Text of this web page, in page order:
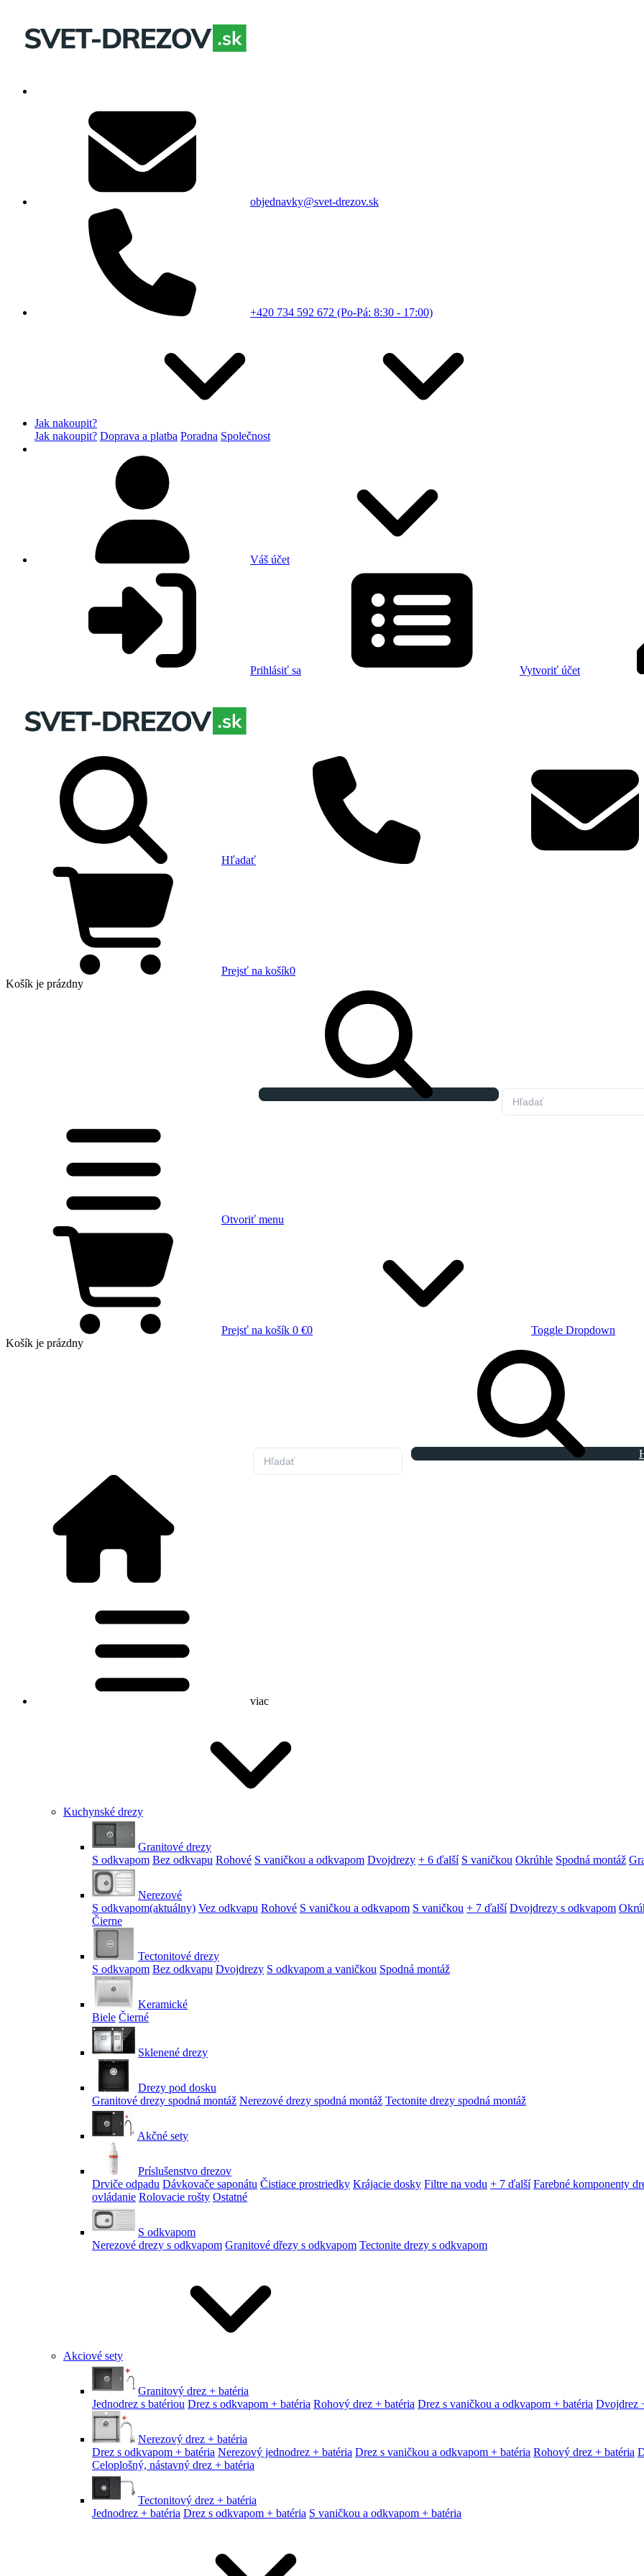
objednavky@svet-drezov.sk
+420 734 592 672 (Po-Pá: 8:30 - 17:00)
Jak nakoupit?
Jak nakoupit? Doprava a platba Poradna Společnost
Váš účet
Prihlásiť sa Vytvoriť účet
Hľadať
Prejsť na košík0
Košík je prázdny
Otvoriť menu
Prejsť na košík 0 €0
Toggle Dropdown
Košík je prázdny
viac
Kuchynské drezy
Granitové drezy
S odkvapom Bez odkvapu Rohové S vaničkou a odkvapom Dvojdrezy + 6 ďalší S vaničkou Okrúhle Spodná montáž
Nerezové
S odkvapom(aktuálny) Vez odkvapu Rohové S vaničkou a odkvapom S vaničkou + 7 ďalší Dvojdrezy s odkvapom
Čierne
Tectonitové drezy
S odkvapom Bez odkvapu Dvojdrezy S odkvapom a vaničkou Spodná montáž
Keramické
Biele Čierné
Sklenené drezy
Drezy pod dosku
Granitové drezy spodná montáž Nerezové drezy spodná montáž Tectonite drezy spodná montáž
Akčné sety
Príslušenstvo drezov
Drviče odpadu Dávkovače saponátu Čistiace prostriedky Krájacie dosky Filtre na vodu + 7 ďalší Farebné komponenty
ovládanie Rolovacie rošty Ostatné
S odkvapom
Nerezové drezy s odkvapom Granitové dřezy s odkvapom Tectonite drezy s odkvapom
Akciové sety
Granitový drez + batéria
Jednodrez s batériou Drez s odkvapom + batéria Rohový drez + batéria Drez s vaničkou a odkvapom + batéria Dvojdrez
Nerezový drez + batéria
Drez s odkvapom + batéria Nerezový jednodrez + batéria Drez s vaničkou a odkvapom + batéria Rohový drez + batéria
Celoplošný, nástavný drez + batéria
Tectonitový drez + batéria
Jednodrez + batéria Drez s odkvapom + batéria S vaničkou a odkvapom + batéria